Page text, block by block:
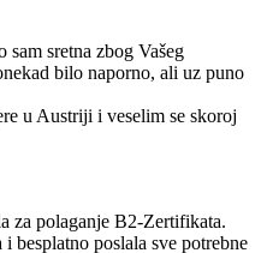
sretna zbog Vašeg
bilo naporno, ali uz puno
u Austriji i veselim se skoroj
za polaganje B2-Zertifikata.
besplatno poslala sve potrebne